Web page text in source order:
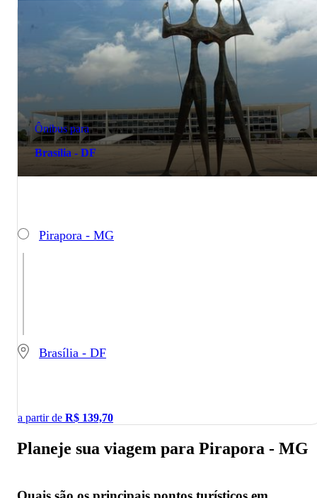
Ônibus para
Brasília - DF
Pirapora - MG
Brasília - DF
a partir de R$ 139,70
Planeje sua viagem para Pirapora - MG